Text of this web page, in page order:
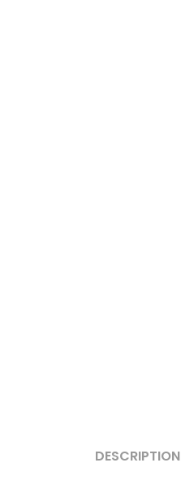
DESCRIPTION